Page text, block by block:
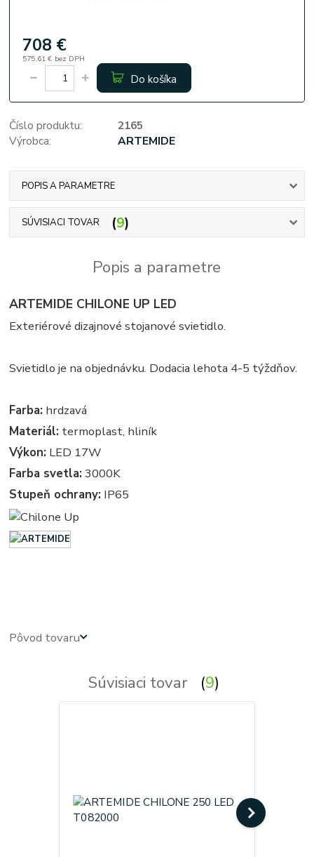
708 €
575,61 € bez DPH
Do košíka
Číslo produktu:
2165
Výrobca:
ARTEMIDE
POPIS A PARAMETRE
SÚVISIACI TOVAR 9
Popis a parametre
ARTEMIDE CHILONE UP LED
Exteriérové dizajnové stojanové svietidlo.
Svietidlo je na objednávku. Dodacia lehota 4-5 týždňov.
Farba: hrdzavá
Materiál: termoplast, hliník
Výkon: LED 17W
Farba svetla: 3000K
Stupeň ochrany: IP65
Pôvod tovaru
Súvisiaci tovar 9